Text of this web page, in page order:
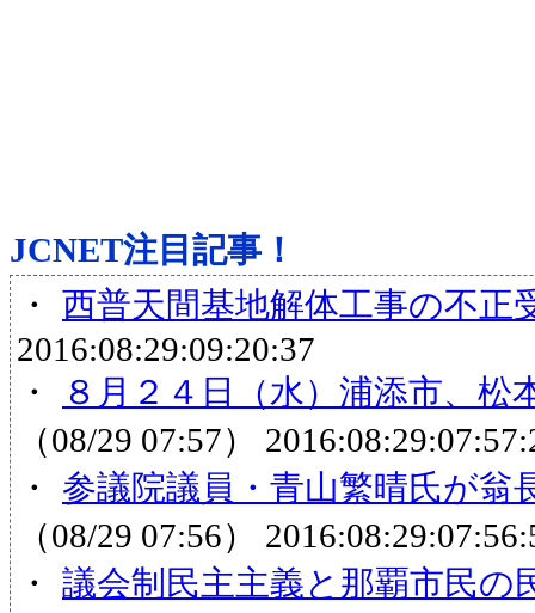
JCNET注目記事！
・ 西普天間基地解体工事の不正
2016:08:29:09:20:37
・
８月２４日（水）浦添市、
（08/29 07:57）
・ 参議院議員・青山繁晴氏が翁
（08/29 07:56）
・ 議会制民主主義と那覇市民